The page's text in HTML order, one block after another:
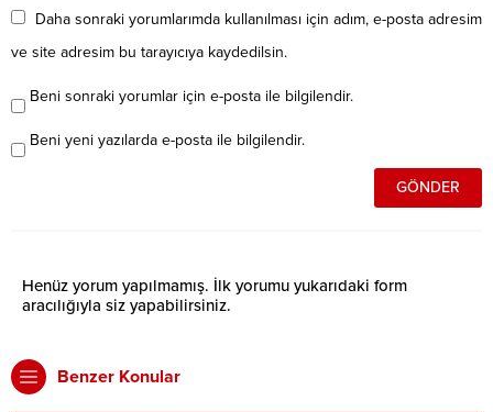
Daha sonraki yorumlarımda kullanılması için adım, e-posta adresim
ve site adresim bu tarayıcıya kaydedilsin.
Beni sonraki yorumlar için e-posta ile bilgilendir.
Beni yeni yazılarda e-posta ile bilgilendir.
Henüz yorum yapılmamış. İlk yorumu yukarıdaki form
aracılığıyla siz yapabilirsiniz.
Benzer Konular